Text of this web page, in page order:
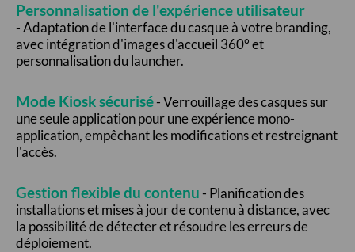
Personnalisation de l'expérience utilisateur
- Adaptation de l'interface du casque à votre branding,
avec intégration d'images d'accueil 360° et
personnalisation du launcher.
Mode Kiosk sécurisé- Verrouillage des casques sur
une seule application pour une expérience mono-
application, empêchant les modifications et restreignant
l'accès.
Gestion flexible du contenu- Planification des
installations et mises à jour de contenu à distance, avec
la possibilité de détecter et résoudre les erreurs de
déploiement.